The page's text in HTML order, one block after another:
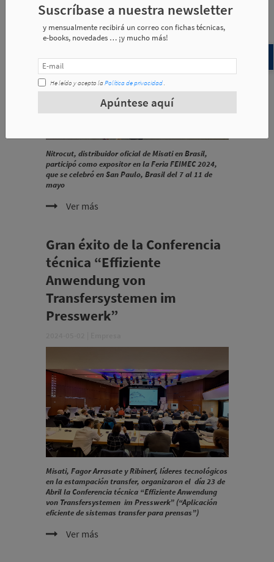
2024-05-15 |Empresa
Nitrocut, distribuidor oficial de Misati en Brasil,
participó como expositor en la Feria FEIMEC 2024,
que se celebró en San Paulo, Brasil del 7 al 11 de
mayo
Ver más
Gran éxito de la Conferencia
técnica “Effiziente
Anwendung von
Transfersystemen im
Presswerk”
Misati, Fagor Arrasate y Ribinerf, líderes tecnológicos
en la estampación transfer, organizaron el día 23 de
Abril la Conferencia técnica “Effiziente Anwendung
von Transfersystemen im Presswerk” (“Aplicación
eficiente de sistemas transfer para prensas”)
Ver más
Suscríbase a nuestra newsletter
y mensualmente recibirá un correo con fichas técnicas,
e-books, novedades … ¡y mucho más!
He leído y acepto laPolítica de privacidad.
Apúntese aquí